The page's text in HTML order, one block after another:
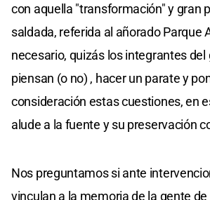
con aquella "transformación" y gran
saldada, referida al añorado Parque
necesario, quizás los integrantes del
piensan (o no) , hacer un parate y
consideración estas cuestiones, en
alude a la fuente y su preservación
Nos preguntamos si ante
vinculan a la memoria de la gente